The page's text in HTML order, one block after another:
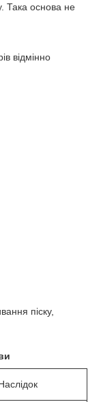
Така основа не
відмінно
піску,